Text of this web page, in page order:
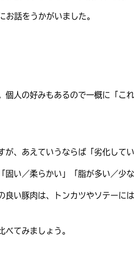
お話をうかがいました。
個人の好みもあるので一概に「こ
が、あえていうならば「劣化して
固い／柔らかい」「脂が多い／少
良い豚肉は、トンカツやソテーに
べてみましょう。